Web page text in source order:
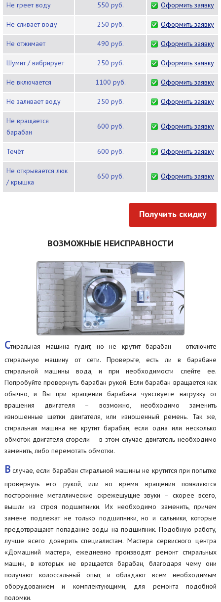
Не греет воду 550 руб. Оформить заявку
Не сливает воду 250 руб. Оформить заявку
Не отжимает 490 руб. Оформить заявку
Шумит / вибрирует 250 руб. Оформить заявку
Не включается 1100 руб. Оформить заявку
Не заливает воду 250 руб. Оформить заявку
Не вращается
барабан
600 руб. Оформить заявку
Течёт 600 руб. Оформить заявку
Не открывается люк
/ крышка
650 руб. Оформить заявку
Получить скидку
ВОЗМОЖНЫЕ НЕИСПРАВНОСТИ
Стиральная машина гудит, но не крутит барабан – отключите
стиральную машину от сети. Проверьте, есть ли в барабане
стиральной машины вода, и при необходимости слейте ее.
Попробуйте провернуть барабан рукой. Если барабан вращается как
обычно, и Вы при вращении барабана чувствуете нагрузку от
вращения двигателя – возможно, необходимо заменить
изношенные щетки двигателя, или изношенный ремень. Так же,
стиральная машина не крутит барабан, если одна или несколько
обмоток двигателя сгорели – в этом случае двигатель необходимо
заменить, либо перемотать обмотки.
В случае, если барабан стиральной машины не крутится при попытке
провернуть его рукой, или во время вращения появляются
посторонние металлические скрежещущие звуки – скорее всего,
вышли из строя подшипники. Их необходимо заменить, причем
замене подлежат не только подшипники, но и сальники, которые
предотвращают попадание воды на подшипник. Подобную работу,
лучше всего доверить специалистам. Мастера сервисного центра
«Домашний мастер», ежедневно производят ремонт стиральных
машин, в которых не вращается барабан, благодаря чему они
получают колоссальный опыт, и обладают всем необходимым
оборудованием и комплектующими, для ремонта подобной
поломки.